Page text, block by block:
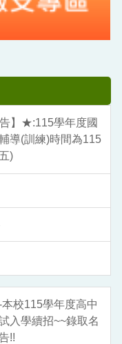
】★:115學年度國
導(訓練)時間為115
)
校115學年度高中
入學續招~~錄取名
!!